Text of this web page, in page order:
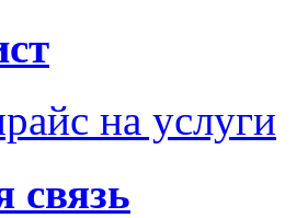
на услуги
связь